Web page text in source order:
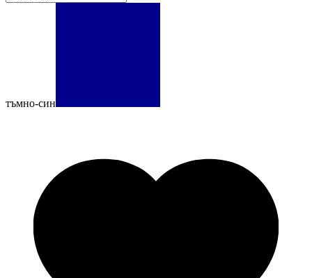
тъмно-син